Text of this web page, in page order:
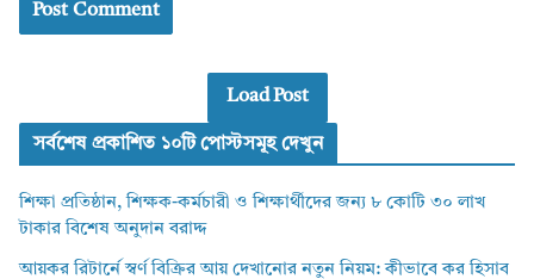
Load Post
সর্বশেষ প্রকাশিত ১০টি পোস্টসমূহ দেখুন
শিক্ষা প্রতিষ্ঠান, শিক্ষক-কর্মচারী ও শিক্ষার্থীদের জন্য ৮ কোটি ৩০ লাখ
টাকার বিশেষ অনুদান বরাদ্দ
আয়কর রিটার্নে স্বর্ণ বিক্রির আয় দেখানোর নতুন নিয়ম: কীভাবে কর হিসাব